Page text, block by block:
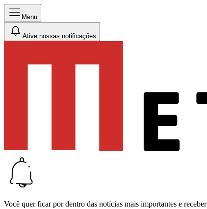
Menu
Ative nossas notificações
Você quer ficar por dentro das notícias mais importantes e receber